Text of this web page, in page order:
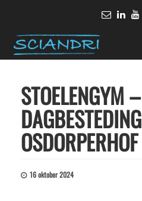
STOELENGYM –
DAGBESTEDING
OSDORPERHOF
16 oktober 2024